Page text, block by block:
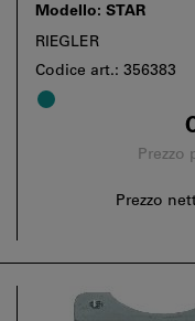
Modello: STAR
RIEGLER
Codice art.: 356383
Prezzo
Prezzo